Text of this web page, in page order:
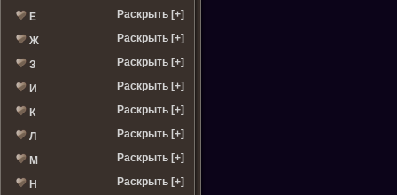
Е Раскрыть [+]
Ж Раскрыть [+]
З Раскрыть [+]
И Раскрыть [+]
К Раскрыть [+]
Л Раскрыть [+]
М Раскрыть [+]
Н Раскрыть [+]